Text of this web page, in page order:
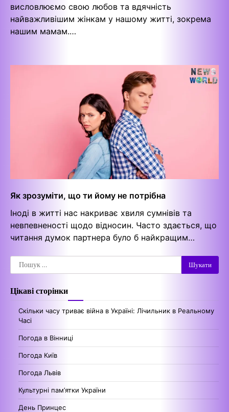
висловлюємо свою любов та вдячність
найважливішим жінкам у нашому житті, зокрема
нашим мамам.…
Як зрозуміти, що ти йому не потрібна
Іноді в житті нас накриває хвиля сумнівів та
невпевненості щодо відносин. Часто здається, що
читання думок партнера було б найкращим…
Пошук:
Цікаві сторінки
Скільки часу триває війна в Україні: Лічильник в Реальному
Часі
Погода в Вінниці
Погода Київ
Погода Львів
Культурні пам’ятки України
День Принцес